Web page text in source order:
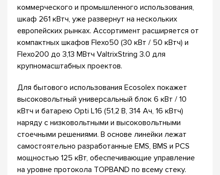
коммерческого и промышленного использования,
шкаф 261 кВтч, уже развернут на нескольких
европейских рынках. Ассортимент расширяется от
компактных шкафов Flexo50 (30 кВт / 50 кВтч) и
Flexo200 до 3,13 МВтч ValtrixString 3.0 для
крупномасштабных проектов.
Для бытового использования Ecosolex покажет
высоковольтный универсальный блок 6 кВт / 10
кВтч и батарею Opti L16 (51,2 В, 314 Ач, 16 кВтч)
наряду с низковольтными и высоковольтными
стоечными решениями. В основе линейки лежат
самостоятельно разработанные EMS, BMS и PCS
мощностью 125 кВт, обеспечивающие управление
на уровне протокола TOPBAND по всему стеку.